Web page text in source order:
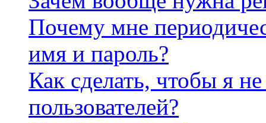
Почему мне
имя и пароль?
Как сделать, чтобы я
пользователей?